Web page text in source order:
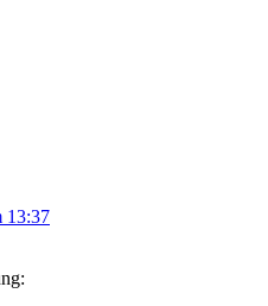
13:37